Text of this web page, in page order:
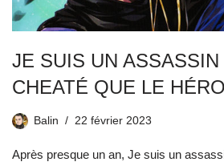
JE SUIS UN
CHEATÉ QUE LE
Balin 22 février 2023
Après presque un an, Je suis un